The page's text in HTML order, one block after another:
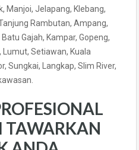
Manjoi, Jelapang, Klebang,
Rambutan, Ampang,
Gajah, Kampar, Gopeng,
Lumut, Setiawan, Kuala
Sungkai, Langkap, Slim River,
TAWARKAN